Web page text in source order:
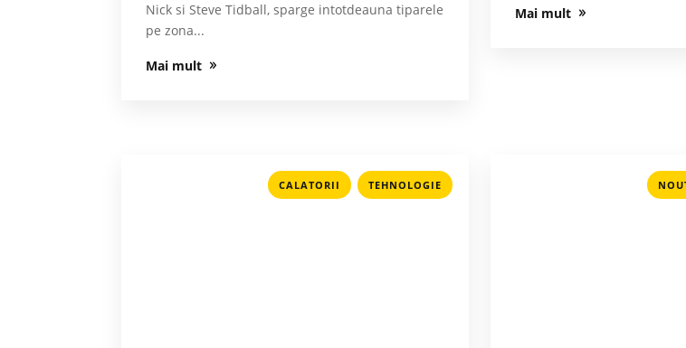
Nick si Steve Tidball, sparge intotdeauna tiparele
pe zona...
Mai mult
Mai mult
CALATORII , TEHNOLOGIE